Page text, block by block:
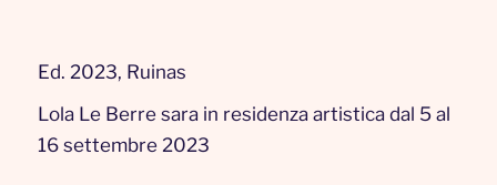
Ed. 2023, Ruinas
Lola Le Berre sara in residenza artistica dal 5 al
16 settembre 2023